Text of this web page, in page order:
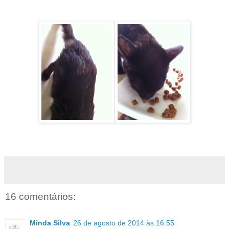
16 comentários:
Minda Silva 26 de agosto de 2014 às 16:55